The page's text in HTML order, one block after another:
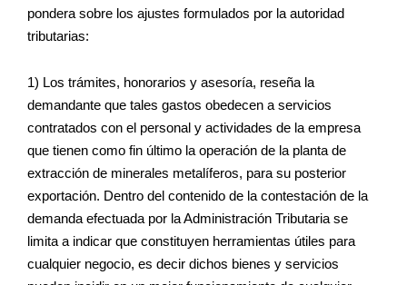
pondera sobre los ajustes formulados por la autoridad
tributarias:
1) Los trámites, honorarios y asesoría, reseña la
demandante que tales gastos obedecen a servicios
contratados con el personal y actividades de la empresa
que tienen como fin último la operación de la planta de
extracción de minerales metalíferos, para su posterior
exportación. Dentro del contenido de la contestación de la
demanda efectuada por la Administración Tributaria se
limita a indicar que constituyen herramientas útiles para
cualquier negocio, es decir dichos bienes y servicios